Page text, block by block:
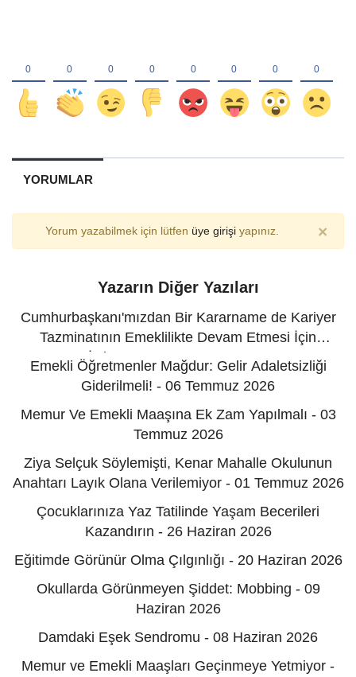
YORUMLAR
Yorum yazabilmek için lütfen üye girişiyapınız. ×
Yazarın Diğer Yazıları
Cumhurbaşkanı'mızdan Bir Kararname de Kariyer
Tazminatının Emeklilikte Devam Etmesi İçin
İstiyoruz! - 12 Temmuz 2026
Emekli Öğretmenler Mağdur: Gelir Adaletsizliği
Giderilmeli! - 06 Temmuz 2026
Memur Ve Emekli Maaşına Ek Zam Yapılmalı - 03
Temmuz 2026
Ziya Selçuk Söylemişti, Kenar Mahalle Okulunun
Anahtarı Layık Olana Verilemiyor - 01 Temmuz 2026
Çocuklarınıza Yaz Tatilinde Yaşam Becerileri
Kazandırın - 26 Haziran 2026
Eğitimde Görünür Olma Çılgınlığı - 20 Haziran 2026
Okullarda Görünmeyen Şiddet: Mobbing - 09
Haziran 2026
Damdaki Eşek Sendromu - 08 Haziran 2026
Memur ve Emekli Maaşları Geçinmeye Yetmiyor -